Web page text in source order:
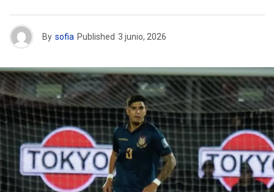
By sofia Published 3 junio, 2026